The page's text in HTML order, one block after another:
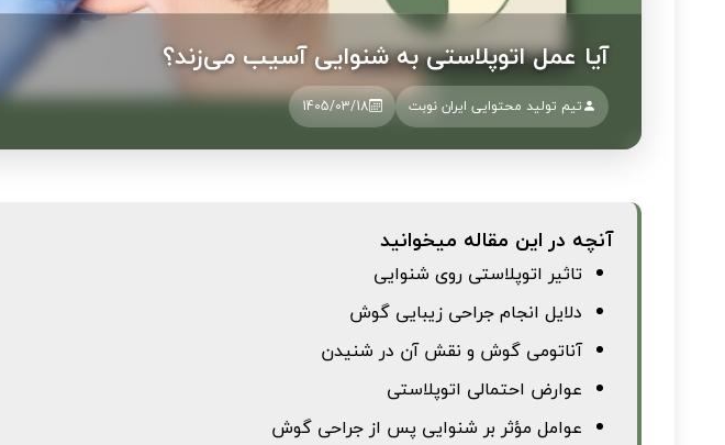
آیا عمل اتوپلاستی به شنوایی آسیب می‌زند؟
تیم تولید محتوایی ایران نوبت 1405/03/18
آنچه در این مقاله میخوانید
تاثیر اتوپلاستی روی شنوایی
دلایل انجام جراحی زیبایی گوش
آناتومی گوش و نقش آن در شنیدن
عوارض احتمالی اتوپلاستی
عوامل مؤثر بر شنوایی پس از جراحی گوش